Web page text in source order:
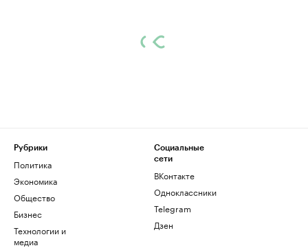
Рубрики
Политика
Экономика
Общество
Бизнес
Технологии и
медиа
Социальные
сети
ВКонтакте
Одноклассники
Telegram
Дзен